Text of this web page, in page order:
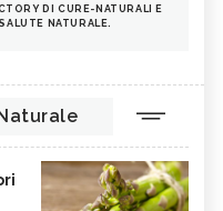
DI CURE-NATURALI E
NATURALE.